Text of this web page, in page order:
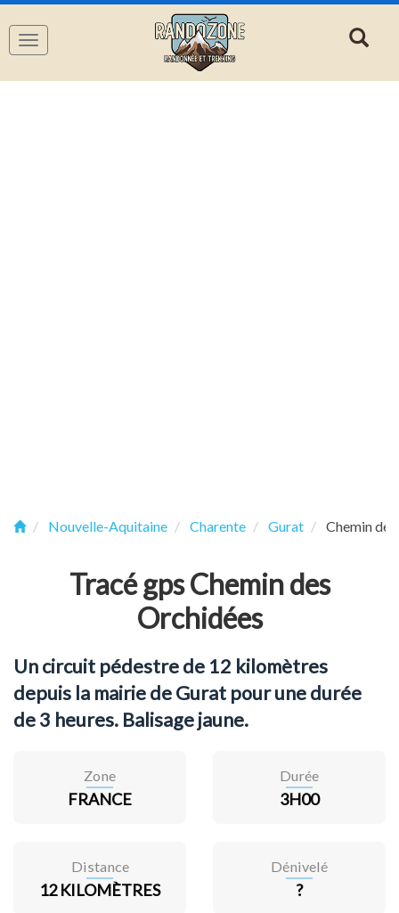
Navigation
Nouvelle-Aquitaine Charente Gurat Chemin
Tracé gps Chemin des
Orchidées
Un circuit pédestre de 12 kilomètres
depuis la mairie de Gurat pour une durée
de 3 heures. Balisage jaune.
Zone
FRANCE
Durée
3H00
Distance
12 KILOMÈTRES
Dénivelé
?